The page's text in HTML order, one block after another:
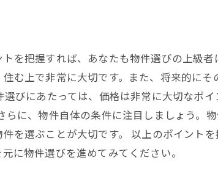
を把握すれば、あなたも物件選びの上級
む上で非常に大切です。また、将来的にそ
びにあたっては、価格は非常に大切なポ
に、物件自体の条件に注目しましょう。
を選ぶことが大切です。 以上のポイント
に物件選びを進めてみてください。